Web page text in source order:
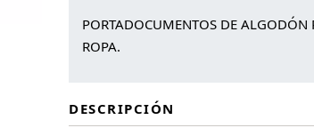
PORTADOCUMENTOS DE ALGODÓN
ROPA.
DESCRIPCIÓN